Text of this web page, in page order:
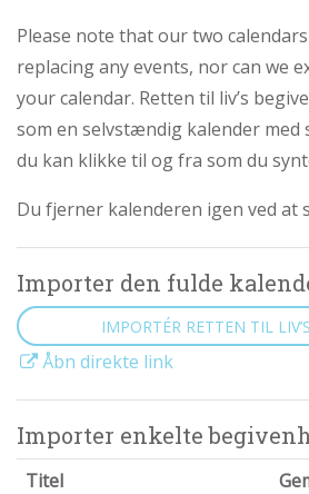
2.6:
Unge
mod
abort
2.7:
Pro
Life
internationalt
2.8:
Nyhedsbrev
3.0:
Nyheder
4.0:
Webshop
Please note that our two
replacing any events, nor can we
your calendar. Retten til liv’s
som en selvstændig kalender med
du kan klikke til og fra som du
Du fjerner kalenderen igen ved at
Importer den fulde
IMPORTÉR RETTEN TIL
Åbn direkte link
Importer enkelte
Titel